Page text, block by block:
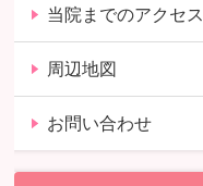
当院までのアクセス
周辺地図
お問い合わせ